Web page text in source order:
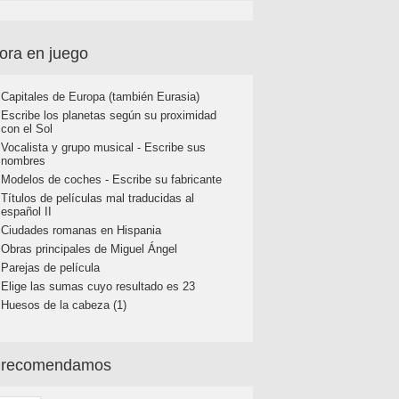
en juego
Capitales de Europa (también Eurasia)
Escribe los planetas según su proximidad
con el Sol
Vocalista y grupo musical - Escribe sus
nombres
Modelos de coches - Escribe su fabricante
Títulos de películas mal traducidas al
español II
Ciudades romanas en Hispania
Obras principales de Miguel Ángel
Parejas de película
Elige las sumas cuyo resultado es 23
Huesos de la cabeza (1)